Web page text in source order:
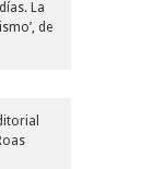
La
de